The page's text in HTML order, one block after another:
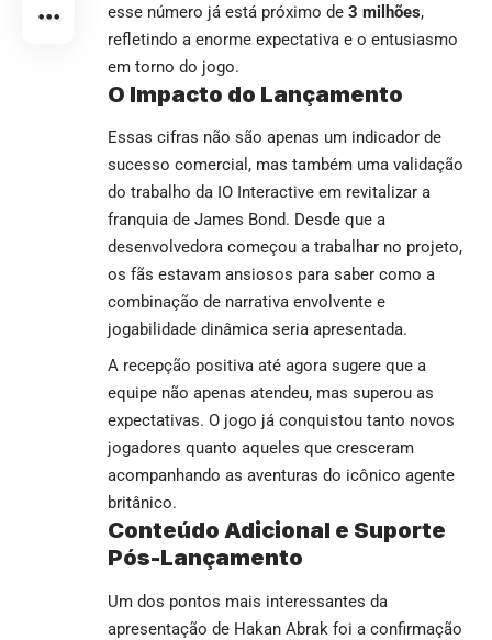
esse número já está próximo de 3 milhões,
refletindo a enorme expectativa e o entusiasmo
em torno do jogo.
O Impacto do Lançamento
Essas cifras não são apenas um indicador de
sucesso comercial, mas também uma validação
do trabalho da IO Interactive em revitalizar a
franquia de James Bond. Desde que a
desenvolvedora começou a trabalhar no projeto,
os fãs estavam ansiosos para saber como a
combinação de narrativa envolvente e
jogabilidade dinâmica seria apresentada.
A recepção positiva até agora sugere que a
equipe não apenas atendeu, mas superou as
expectativas. O jogo já conquistou tanto novos
jogadores quanto aqueles que cresceram
acompanhando as aventuras do icônico agente
britânico.
Conteúdo Adicional e Suporte
Pós-Lançamento
Um dos pontos mais interessantes da
apresentação de Hakan Abrak foi a confirmação